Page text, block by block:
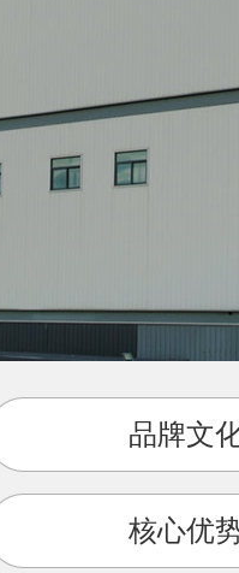
品牌文
核心优